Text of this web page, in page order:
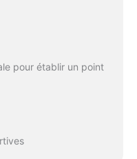
pour établir un point